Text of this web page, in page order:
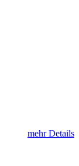
mehr Details